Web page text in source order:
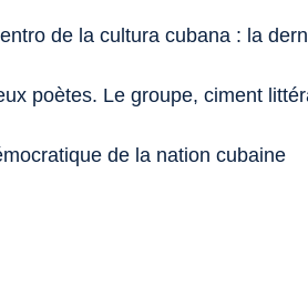
de la cultura cubana : la
poètes. Le groupe, ciment
de la nation cubaine